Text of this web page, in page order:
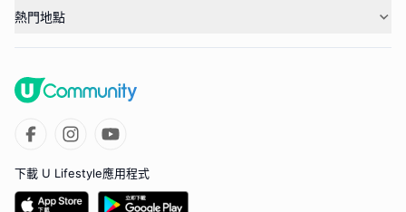
熱門地點
下載 U Lifestyle應用程式